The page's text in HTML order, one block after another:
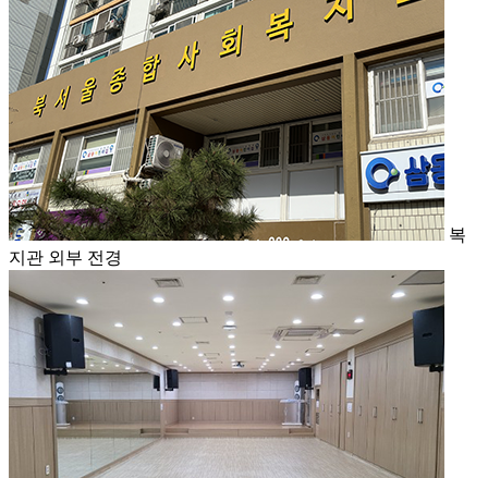
복
지관 외부 전경